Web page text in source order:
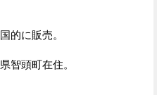
的に販売。
智頭町在住。